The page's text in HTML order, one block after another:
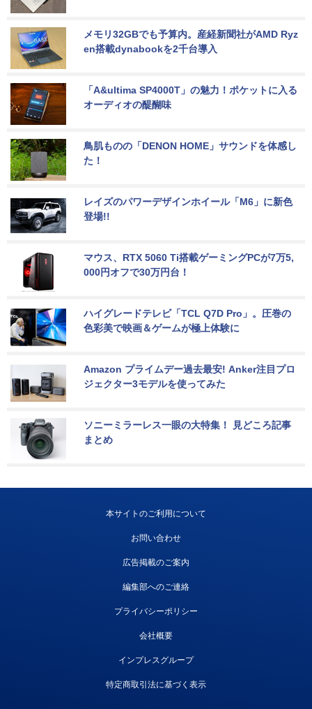
メモリ32GBでも予算内。産経新聞社がAMD Ryz
en搭載dynabookを2千台導入
「A&ultima SP4000T」の魅力！ポケットに入る
オーディオの醍醐味
鳥肌ものの「DENON HOME」サウンドを体感し
た！
レイズのパワーデザインホイール「M6」に新色
登場!!
マウス、RTX 5060 Ti搭載ゲーミングPCが7万5,
000円オフで30万円台！
ハイグレードテレビ「TCL Q7D Pro」。圧巻の
色彩美で映画＆ゲームが極上体験に
Amazon プライムデー過去最安! Anker注目プロ
ジェクター3モデルを使ってみた
ソニーミラーレス一眼の大特集！ 見どころ記事
まとめ
本サイトのご利用について
お問い合わせ
広告掲載のご案内
編集部へのご連絡
プライバシーポリシー
会社概要
インプレスグループ
特定商取引法に基づく表示